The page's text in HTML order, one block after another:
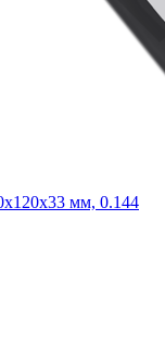
мм, 0.144